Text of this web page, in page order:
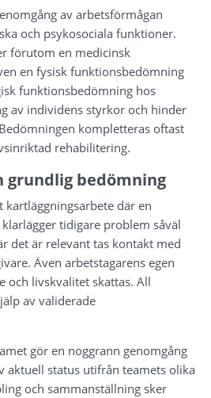
av arbetsförmågan
och psykosociala funktioner.
förutom en medicinsk
en fysisk funktionsbedömning
funktionsbedömning hos
av individens styrkor och hinder
kompletteras oftast
rehabilitering.
grundlig bedömning
där en
tidigare problem såväl
det är relevant tas kontakt med
Även arbetstagarens egen
och livskvalitet skattas. All
av validerade
gör en noggrann genomgång
aktuell status utifrån teamets olika
och sammanställning sker